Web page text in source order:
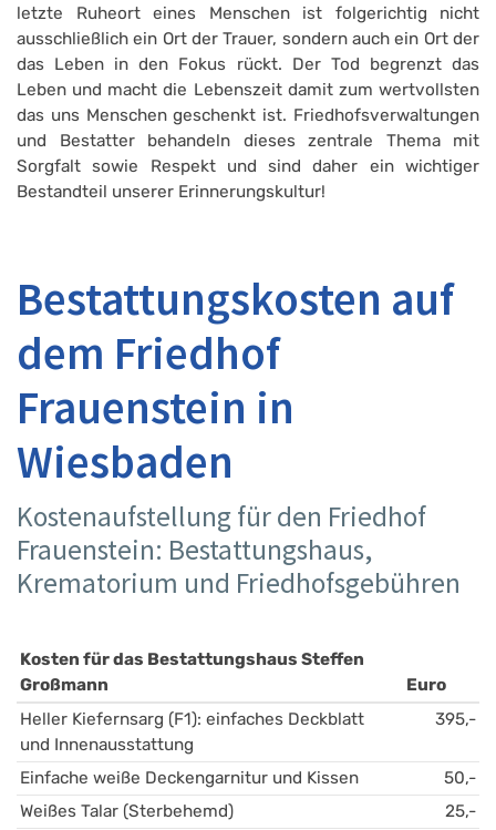
letzte Ruheort eines Menschen ist folgerichtig nicht
ausschließlich ein Ort der Trauer, sondern auch ein Ort der
das Leben in den Fokus rückt. Der Tod begrenzt das
Leben und macht die Lebenszeit damit zum wertvollsten
das uns Menschen geschenkt ist. Friedhofsverwaltungen
und Bestatter behandeln dieses zentrale Thema mit
Sorgfalt sowie Respekt und sind daher ein wichtiger
Bestandteil unserer Erinnerungskultur!
Bestattungskosten auf
dem Friedhof
Frauenstein in
Wiesbaden
Kostenaufstellung für den Friedhof
Frauenstein: Bestattungshaus,
Krematorium und Friedhofsgebühren
Kosten für das Bestattungshaus Steffen
Großmann
Euro
Heller Kiefernsarg (F1): einfaches Deckblatt
und Innenausstattung
395,-
Einfache weiße Deckengarnitur und Kissen
50,-
Weißes Talar (Sterbehemd)
25,-